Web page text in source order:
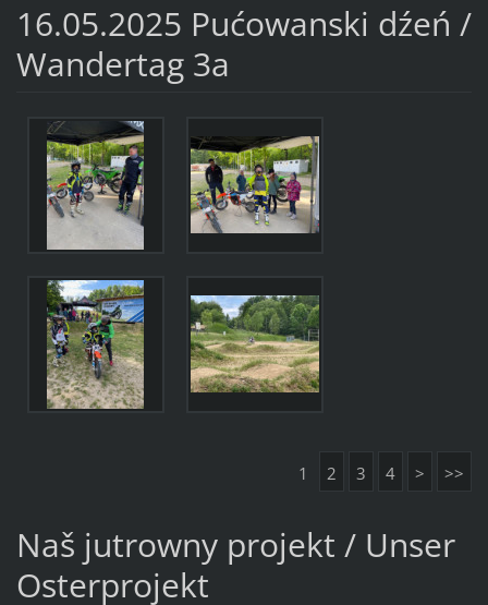
16.05.2025 Pućowanski dźeń /
Wandertag 3a
1 2 3 4 > >>
Naš jutrowny projekt / Unser
Osterprojekt